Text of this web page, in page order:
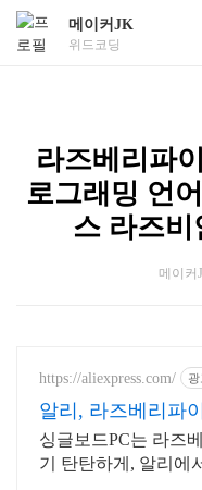
메이커JK
위드코딩
라즈베리파
로그래밍 언
스 라즈비
메이커
https://aliexpress.com/ 광
알리, 라즈베리파
이 알리익스프레스
싱글보드PC는 라즈
기 탄탄하게, 알리에